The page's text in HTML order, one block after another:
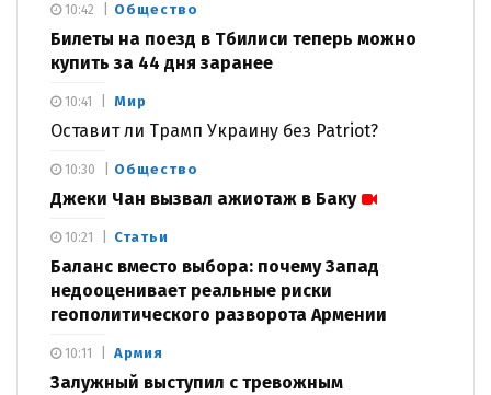
Общество
Билеты на поезд в Тбилиси теперь можно
купить за 44 дня заранее
10:42
Мир
Оставит ли Трамп Украину без Patriot?
10:41
Общество
Джеки Чан вызвал ажиотаж в Баку
10:30
Статьи
Баланс вместо выбора: почему Запад
недооценивает реальные риски
геополитического разворота Армении
10:21
Армия
Залужный выступил с тревожным
10:11